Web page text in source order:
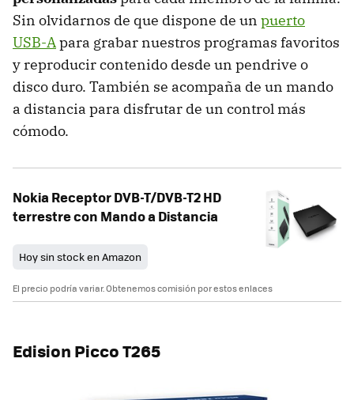
Sin olvidarnos de que dispone de un puerto
USB-Apara grabar nuestros programas favoritos
y reproducir contenido desde un pendrive o
disco duro. También se acompaña de un mando
a distancia para disfrutar de un control más
cómodo.
Nokia Receptor DVB-T/DVB-T2 HD
terrestre con Mando a Distancia
Hoy sin stock en Amazon
El precio podría variar. Obtenemos comisión por estos enlaces
Edision Picco T265